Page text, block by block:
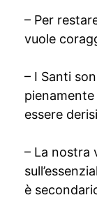
– Per
vuole
– I Santi
essere
– La nostra
è